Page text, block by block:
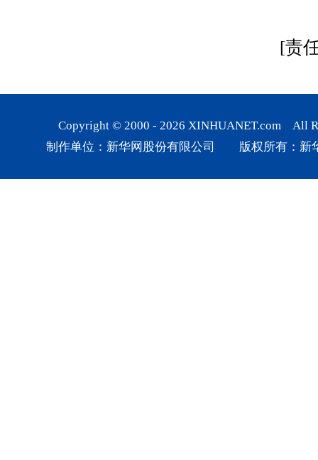
[责
Copyright © 2000 - 2026 XINHUANET.com All
制作单位：新华网股份有限公司 版权所有：新